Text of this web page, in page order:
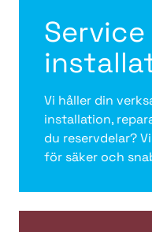
Vi håller din
installation,
du reservdelar?
för säker och